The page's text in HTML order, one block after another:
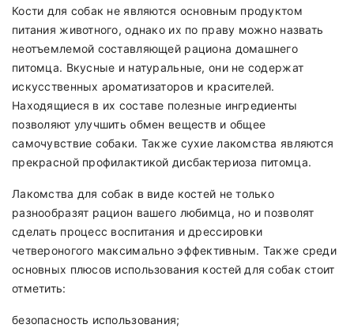
Кости для собак не являются основным продуктом
питания животного, однако их по праву можно назвать
неотъемлемой составляющей рациона домашнего
питомца. Вкусные и натуральные, они не содержат
искусственных ароматизаторов и красителей.
Находящиеся в их составе полезные ингредиенты
позволяют улучшить обмен веществ и общее
самочувствие собаки. Также сухие лакомства являются
прекрасной профилактикой дисбактериоза питомца.
Лакомства для собак в виде костей не только
разнообразят рацион вашего любимца, но и позволят
сделать процесс воспитания и дрессировки
четвероногого максимально эффективным. Также среди
основных плюсов использования костей для собак стоит
отметить:
безопасность использования;